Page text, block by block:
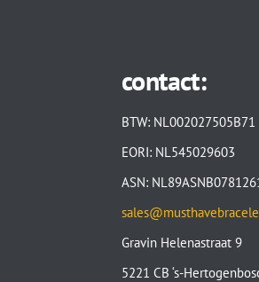
contact:
BTW: NL002027505B71
EORI: NL545029603
ASN:
Gravin Helenastraat 9
5221 CB ‘s-